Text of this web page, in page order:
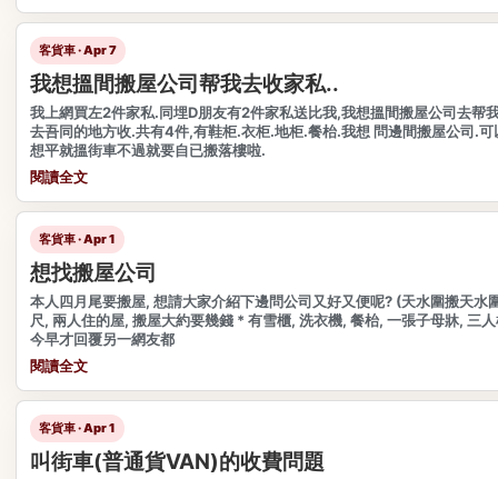
客貨車 · Apr 7
我想搵間搬屋公司帮我去收家私..
我上網買左2件家私.同埋D朋友有2件家私送比我,我想搵間搬屋公司去帮
去吾同的地方收.共有4件,有鞋柜.衣柜.地柜.餐枱.我想 問邊間搬屋公司.可
想平就搵街車不過就要自已搬落樓啦.
閱讀全文
客貨車 · Apr 1
想找搬屋公司
本人四月尾要搬屋, 想請大家介紹下邊問公司又好又便呢? (天水圍搬天
尺, 兩人住的屋, 搬屋大約要幾錢 * 有雪櫃, 洗衣機, 餐枱, 一張子母牀, 三
今早才回覆另一網友都
閱讀全文
客貨車 · Apr 1
叫街車(普通貨VAN)的收費問題